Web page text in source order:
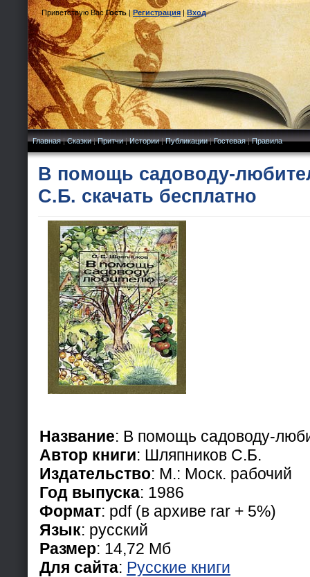
Приветствую Вас Гость|Регистрация|Вход
Главная|Сказки|Притчи|Истории|Публикации|Гостевая|Правила
В помощь садоводу-
С.Б. скачать бесплатно
Название: В помощь садоводу-
Автор книги: Шляпников С.Б.
Издательство: М.: Моск. рабочий
Год выпуска: 1986
Формат: pdf (в архиве rar + 5%)
Язык: русcкий
Размер: 14,72 Мб
Для сайта: Русские книги